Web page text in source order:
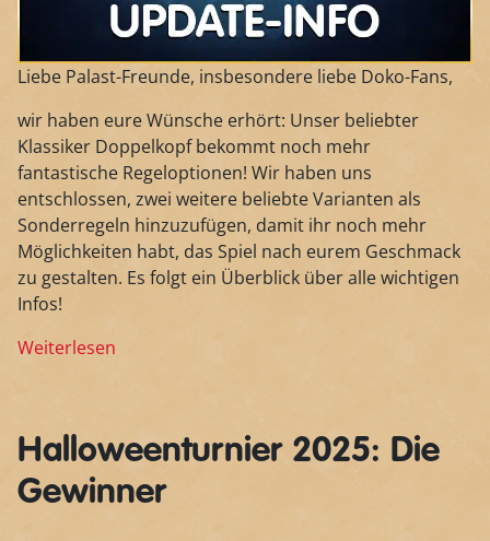
Liebe Palast-Freunde, insbesondere liebe Doko-Fans,
wir haben eure Wünsche erhört: Unser beliebter
Klassiker Doppelkopf bekommt noch mehr
fantastische Regeloptionen! Wir haben uns
entschlossen, zwei weitere beliebte Varianten als
Sonderregeln hinzuzufügen, damit ihr noch mehr
Möglichkeiten habt, das Spiel nach eurem Geschmack
zu gestalten. Es folgt ein Überblick über alle wichtigen
Infos!
Weiterlesen
Halloweenturnier 2025: Die
Gewinner